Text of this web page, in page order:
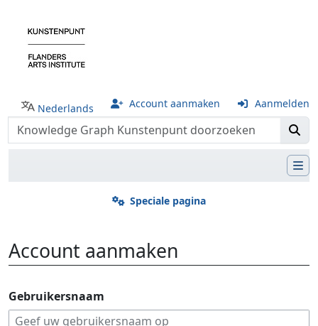
Nederlands Account aanmaken Aanmelden
Speciale pagina
Account aanmaken
Gebruikersnaam